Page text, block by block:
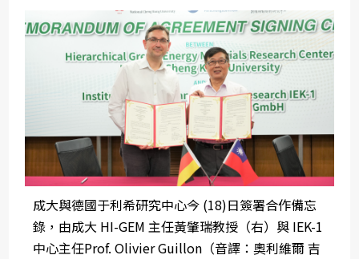
成大與德國于利希研究中心今 (18)日簽署合作備忘
錄，由成大 HI-GEM 主任黃肇瑞教授（右）與 IEK-1
中心主任Prof. Olivier Guillon（音譯：奧利維爾 吉